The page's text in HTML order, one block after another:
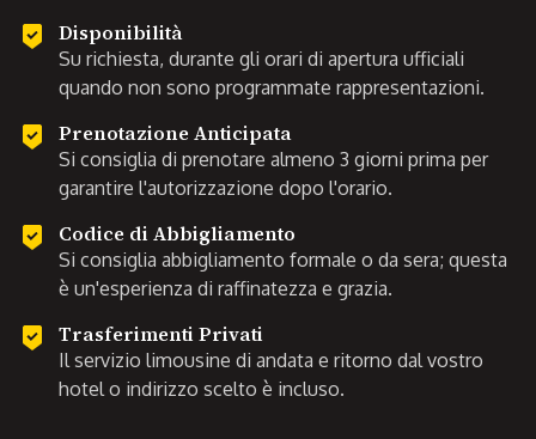
Disponibilità
Su richiesta, durante gli orari di apertura ufficiali
quando non sono programmate rappresentazioni.
Prenotazione Anticipata
Si consiglia di prenotare almeno 3 giorni prima per
garantire l'autorizzazione dopo l'orario.
Codice di Abbigliamento
Si consiglia abbigliamento formale o da sera; questa
è un'esperienza di raffinatezza e grazia.
Trasferimenti Privati
Il servizio limousine di andata e ritorno dal vostro
hotel o indirizzo scelto è incluso.